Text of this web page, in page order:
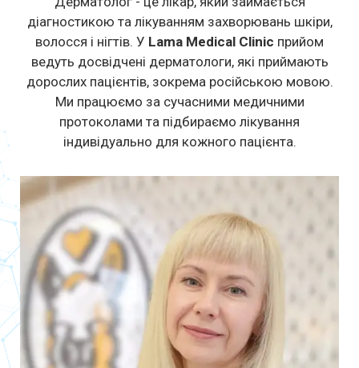
діагностикою та лікуванням захворювань шкіри,
волосся і нігтів. У Lama Medical Clinic прийом
ведуть досвідчені дерматологи, які приймають
дорослих пацієнтів, зокрема російською мовою.
Ми працюємо за сучасними медичними
протоколами та підбираємо лікування
індивідуально для кожного пацієнта.